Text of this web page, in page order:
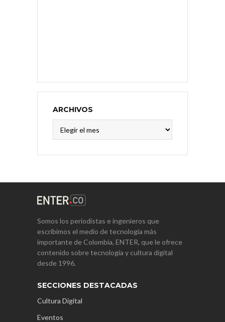
ARCHIVOS
Somos los periodistas e ingenieros que
escribimos el medio de tecnología más
importante de Colombia, ENTER, que le ofrece
contenido sobre tecnología y cultura digital
desde 1996.
SECCIONES DESTACADAS
Cultura Digital
Eventos